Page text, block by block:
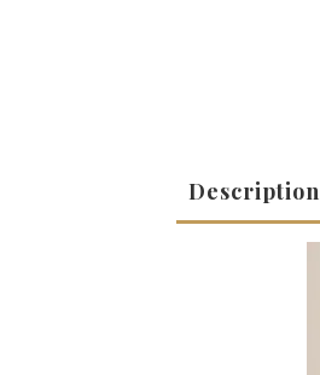
Description